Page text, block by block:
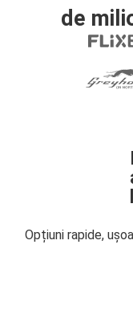
de
Opțiuni rapide,